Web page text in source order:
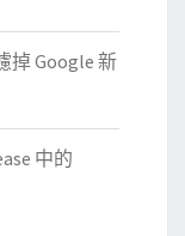
掉 Google 新
中的